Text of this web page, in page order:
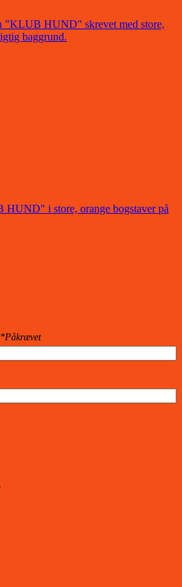
*Påkrævet